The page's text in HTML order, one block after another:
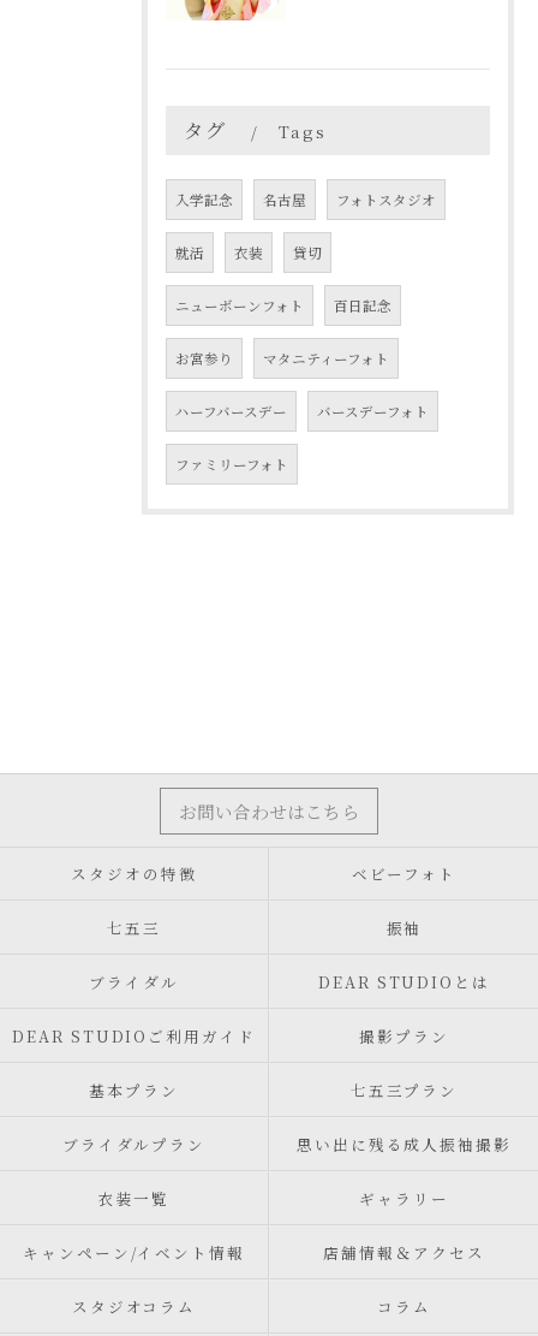
タグ Tags
入学記念 名古屋 フォトスタジオ
就活 衣装 貸切
ニューボーンフォト 百日記念
お宮参り マタニティーフォト
ハーフバースデー バースデーフォト
ファミリーフォト
お問い合わせはこちら
スタジオの特徴 ベビーフォト
七五三 振袖
ブライダル DEAR STUDIOとは
DEAR STUDIOご利用ガイド 撮影プラン
基本プラン 七五三プラン
ブライダルプラン 思い出に残る成人振袖撮影
衣装一覧 ギャラリー
キャンペーン/イベント情報 店舗情報＆アクセス
スタジオコラム コラム